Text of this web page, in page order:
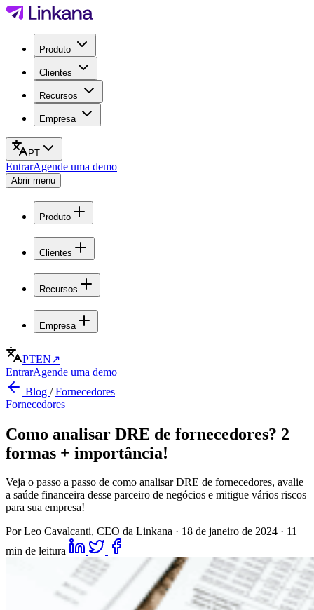
Produto
Clientes
Recursos
Empresa
PT
EntrarAgende uma demo
Abrir menu
Produto
Clientes
Recursos
Empresa
PTEN↗
EntrarAgende uma demo
Blog /Fornecedores
Fornecedores
Como analisar DRE de fornecedores? 2
formas + importância!
Veja o passo a passo de como analisar DRE de fornecedores, avalie
a saúde financeira desse parceiro de negócios e mitigue vários riscos
para sua empresa!
Por Leo Cavalcanti, CEO da Linkana · 18 de janeiro de 2024 · 11
min de leitura